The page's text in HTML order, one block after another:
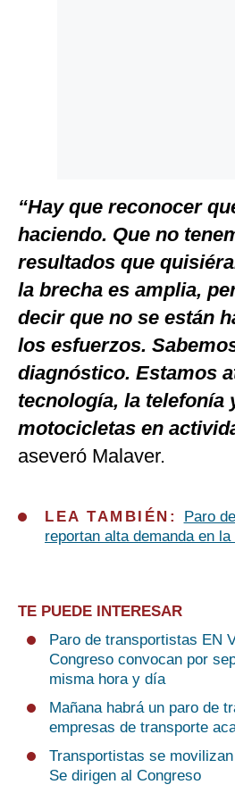
“Hay que reconocer
haciendo. Que no
resultados que
la brecha es amplia,
decir que no se están
los esfuerzos.
diagnóstico. Estamos
tecnología, la telefonía
motocicletas en
aseveró Malaver.
LEA TAMBIÉN:
Paro
reportan alta demanda en
TE PUEDE INTERESAR
Paro de transportistas EN
Congreso convocan por
misma hora y día
Mañana habrá un paro de
empresas de transporte
Transportistas se
Se dirigen al Congreso